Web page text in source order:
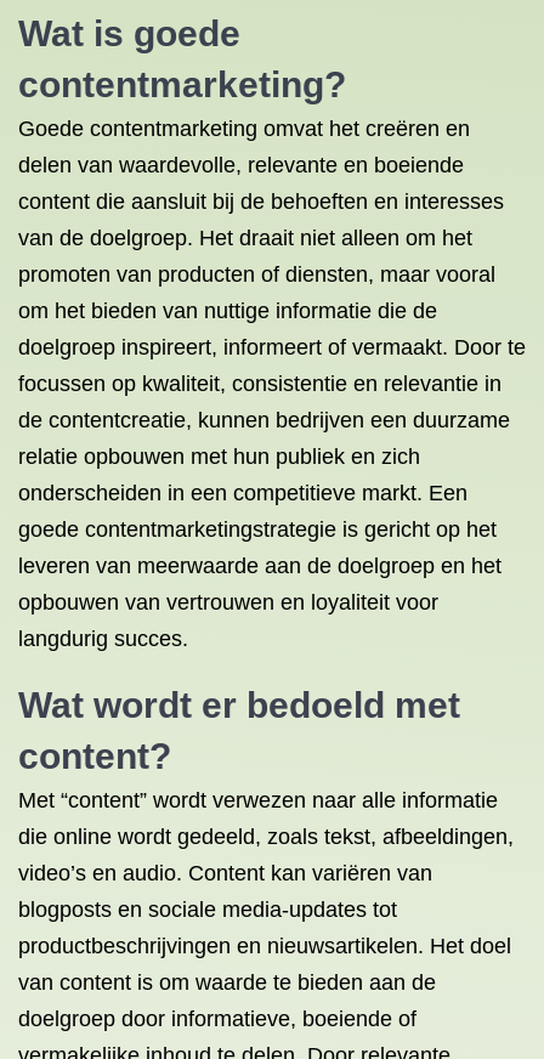
Wat is goede
contentmarketing?
Goede contentmarketing omvat het creëren en
delen van waardevolle, relevante en boeiende
content die aansluit bij de behoeften en interesses
van de doelgroep. Het draait niet alleen om het
promoten van producten of diensten, maar vooral
om het bieden van nuttige informatie die de
doelgroep inspireert, informeert of vermaakt. Door te
focussen op kwaliteit, consistentie en relevantie in
de contentcreatie, kunnen bedrijven een duurzame
relatie opbouwen met hun publiek en zich
onderscheiden in een competitieve markt. Een
goede contentmarketingstrategie is gericht op het
leveren van meerwaarde aan de doelgroep en het
opbouwen van vertrouwen en loyaliteit voor
langdurig succes.
Wat wordt er bedoeld met
content?
Met “content” wordt verwezen naar alle informatie
die online wordt gedeeld, zoals tekst, afbeeldingen,
video’s en audio. Content kan variëren van
blogposts en sociale media-updates tot
productbeschrijvingen en nieuwsartikelen. Het doel
van content is om waarde te bieden aan de
doelgroep door informatieve, boeiende of